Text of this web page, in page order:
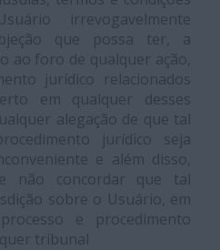
irrevogavelmente
que possa ter, a
ao foro de qualquer ação,
jurídico relacionados
em qualquer desses
alegação de que tal
jurídico seja
e além disso,
não concordar que tal
sobre o Usuário, em
e procedimento
tribunal